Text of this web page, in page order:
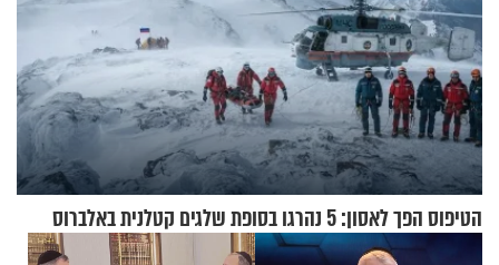
הטיפוס הפך לאסון: 5 נהרגו בסופת שלגים קטלנית באלברוס